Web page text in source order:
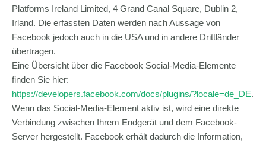
Platforms Ireland Limited, 4 Grand Canal Square, Dublin 2,
Irland. Die erfassten Daten werden nach Aussage von
Facebook jedoch auch in die USA und in andere Drittländer
übertragen.
Eine Übersicht über die Facebook Social-Media-Elemente
finden Sie hier:
https://developers.facebook.com/docs/plugins/?locale=de_DE.
Wenn das Social-Media-Element aktiv ist, wird eine direkte
Verbindung zwischen Ihrem Endgerät und dem Facebook-
Server hergestellt. Facebook erhält dadurch die Information,